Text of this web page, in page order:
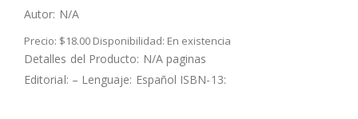
Autor: N/A
Precio: $18.00 Disponibilidad: En existencia
Detalles del Producto: N/A paginas
Editorial: – Lenguaje: Español ISBN-13: